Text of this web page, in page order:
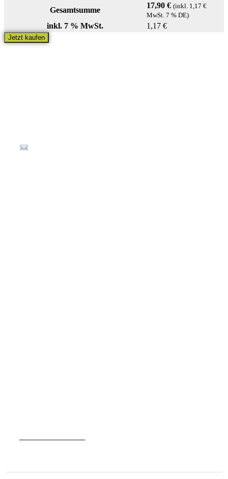
Gesamtsumme
17,90 € (inkl. 1,17 €
MwSt. 7 % DE)
inkl. 7 % MwSt. 1,17 €
Jetzt kaufen